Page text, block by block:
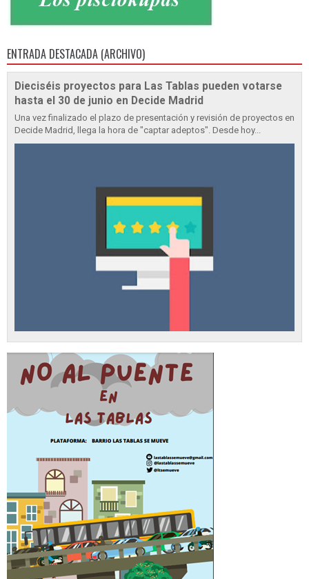
ENTRADA DESTACADA (ARCHIVO)
Dieciséis proyectos para Las Tablas pueden votarse
hasta el 30 de junio en Decide Madrid
Una vez finalizado el plazo de presentación y revisión de proyectos en
Decide Madrid, llega la hora de "captar adeptos". Desde hoy...